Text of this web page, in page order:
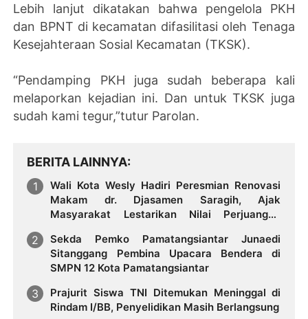
Lebih lanjut dikatakan bahwa pengelola PKH
dan BPNT di kecamatan difasilitasi oleh Tenaga
Kesejahteraan Sosial Kecamatan (TKSK).
“Pendamping PKH juga sudah beberapa kali
melaporkan kejadian ini. Dan untuk TKSK juga
sudah kami tegur,”tutur Parolan.
BERITA LAINNYA
Wali Kota Wesly Hadiri Peresmian Renovasi
Makam dr. Djasamen Saragih, Ajak
Masyarakat Lestarikan Nilai Perjuangan
Sekda Pemko Pamatangsiantar Junaedi
Sitanggang Pembina Upacara Bendera di
SMPN 12 Kota Pamatangsiantar
Prajurit Siswa TNI Ditemukan Meninggal di
Rindam I/BB, Penyelidikan Masih Berlangsung